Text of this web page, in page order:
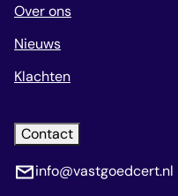
Over ons
Nieuws
Klachten
Contact
info@vastgoedcert.nl